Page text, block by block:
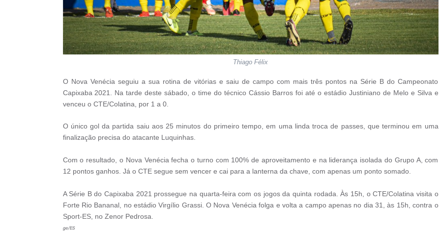
Thiago Félix
O Nova Venécia seguiu a sua rotina de vitórias e saiu de campo com mais três pontos na Série B do Campeonato
Capixaba 2021. Na tarde deste sábado, o time do técnico Cássio Barros foi até o estádio Justiniano de Melo e Silva e
venceu o CTE/Colatina, por 1 a 0.
O único gol da partida saiu aos 25 minutos do primeiro tempo, em uma linda troca de passes, que terminou em uma
finalização precisa do atacante Luquinhas.
Com o resultado, o Nova Venécia fecha o turno com 100% de aproveitamento e na liderança isolada do Grupo A, com
12 pontos ganhos. Já o CTE segue sem vencer e cai para a lanterna da chave, com apenas um ponto somado.
A Série B do Capixaba 2021 prossegue na quarta-feira com os jogos da quinta rodada. Às 15h, o CTE/Colatina visita o
Forte Rio Bananal, no estádio Virgílio Grassi. O Nova Venécia folga e volta a campo apenas no dia 31, às 15h, contra o
Sport-ES, no Zenor Pedrosa.
ge/ES